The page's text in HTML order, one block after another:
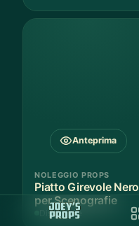
Anteprima
NOLEGGIO PROPS
Piatto Girevole Nero
per Scenografie
Disponibile